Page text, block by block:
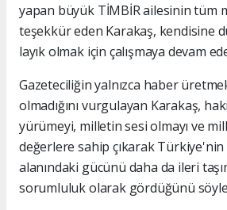
yapan büyük TİMBİR ailesinin tüm
teşekkür eden Karakaş, kendisine
layık olmak için çalışmaya devam
Gazeteciliğin yalnızca haber
olmadığını vurgulayan Karakaş,
yürümeyi, milletin sesi olmayı ve
değerlere sahip çıkarak
alanındaki gücünü daha da ileri
sorumluluk olarak gördüğünü